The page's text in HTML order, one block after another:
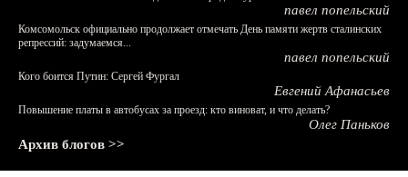
павел попельский
Комсомольск официально продолжает отмечать День памяти жертв сталинских
репрессий: задумаемся...
павел попельский
Кого боится Путин: Сергей Фургал
Евгений Афанасьев
Повышение платы в автобусах за проезд: кто виноват, и что делать?
Олег Паньков
Архив блогов >>